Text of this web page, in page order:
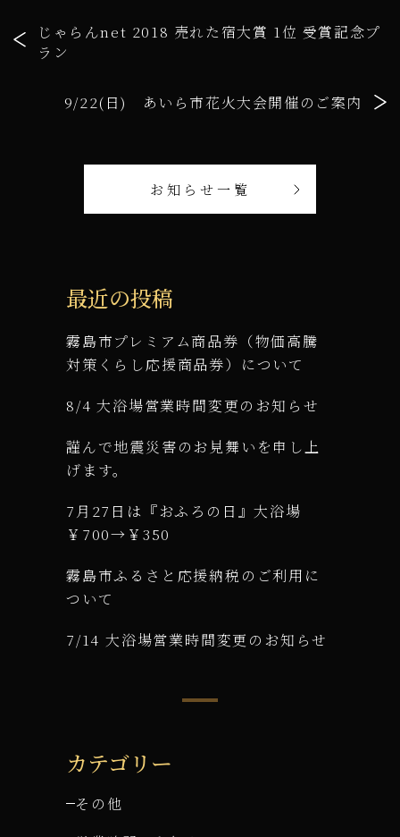
じゃらんnet 2018 売れた宿大賞 1位 受賞記念プ
ラン
9/22(日) あいら市花火大会開催のご案内
お知らせ一覧
最近の投稿
霧島市プレミアム商品券（物価高騰
対策くらし応援商品券）について
8/4 大浴場営業時間変更のお知らせ
謹んで地震災害のお見舞いを申し上
げます。
7月27日は『おふろの日』大浴場
￥700→￥350
霧島市ふるさと応援納税のご利用に
ついて
7/14 大浴場営業時間変更のお知らせ
カテゴリー
その他